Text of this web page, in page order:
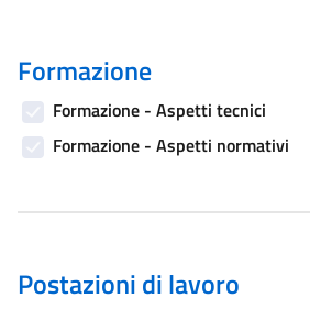
Formazione
Formazione - Aspetti tecnici
Formazione - Aspetti normativi
Postazioni di lavoro